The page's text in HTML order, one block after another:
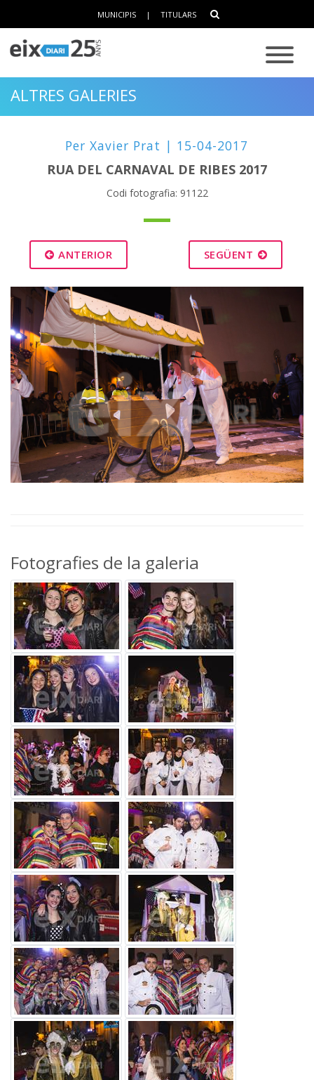
MUNICIPIS | TITULARS
ALTRES GALERIES
Per Xavier Prat | 15-04-2017
RUA DEL CARNAVAL DE RIBES 2017
Codi fotografia: 91122
ANTERIOR SEGÜENT
Fotografies de la galeria